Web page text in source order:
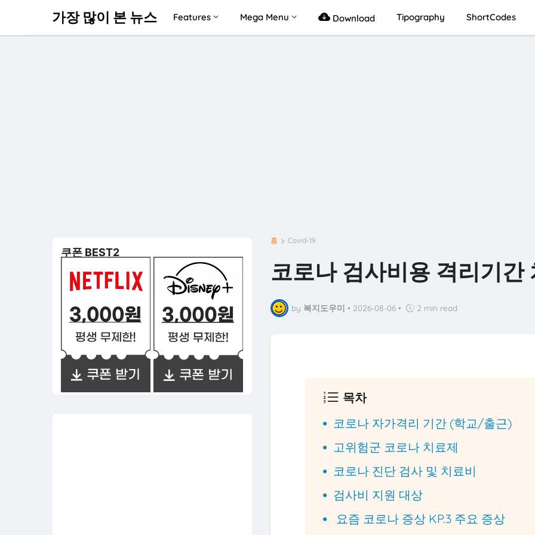
가장 많이 본 뉴스 Features Mega Menu Download Tipography ShortCodes
홈 Covid-19
코로나 검사비용 격리기간
by 복지도우미 • 2026-08-06 • 2 min read
목차
코로나 자가격리 기간 (학교/출근)
고위험군 코로나 치료제
코로나 진단 검사 및 치료비
검사비 지원 대상
요즘 코로나 증상 KP.3 주요 증상
쿠폰 BEST2